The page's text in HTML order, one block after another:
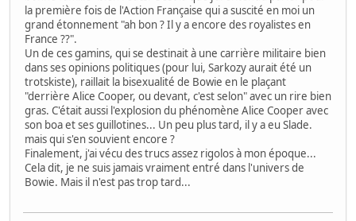
la première fois de l'Action Française qui a suscité en moi un
grand étonnement "ah bon ? Il y a encore des royalistes en
France ??".
Un de ces gamins, qui se destinait à une carrière militaire bien
dans ses opinions politiques (pour lui, Sarkozy aurait été un
trotskiste), raillait la bisexualité de Bowie en le plaçant
"derrière Alice Cooper, ou devant, c'est selon" avec un rire bien
gras. C'était aussi l'explosion du phénomène Alice Cooper avec
son boa et ses guillotines... Un peu plus tard, il y a eu Slade.
mais qui s'en souvient encore ?
Finalement, j'ai vécu des trucs assez rigolos à mon époque...
Cela dit, je ne suis jamais vraiment entré dans l'univers de
Bowie. Mais il n'est pas trop tard...